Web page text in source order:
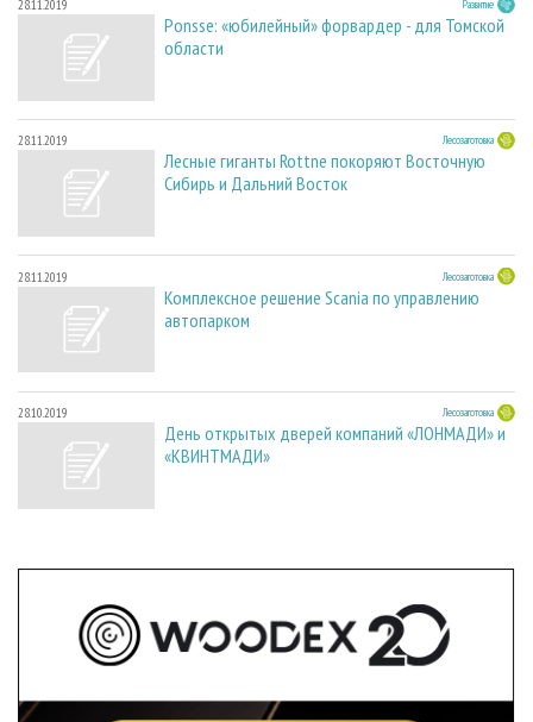
28.11.2019 Развитие
Ponsse: «юбилейный» форвардер - для Томской
области
28.11.2019 Лесозаготовка
Лесные гиганты Rottne покоряют Восточную
Сибирь и Дальний Восток
28.11.2019 Лесозаготовка
Комплексное решение Scania по управлению
автопарком
28.10.2019 Лесозаготовка
День открытых дверей компаний «ЛОНМАДИ» и
«КВИНТМАДИ»